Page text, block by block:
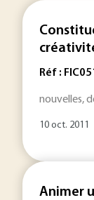
Réf :
nouvelles,
10 oct. 2011
Animer